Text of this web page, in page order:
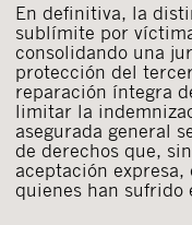
En definitiva, la
sublímite por
consolidando una
protección del
reparación íntegra
limitar la
asegurada general
de derechos que,
aceptación
quienes han sufrido